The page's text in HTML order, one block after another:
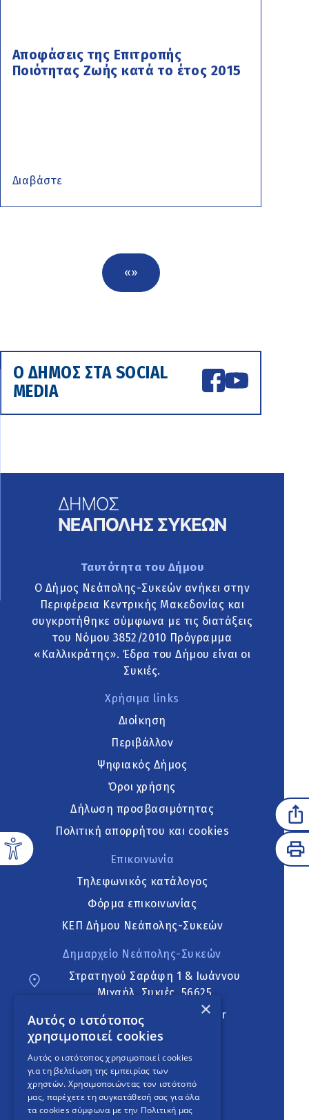
Αποφάσεις της Επιτροπής
Ποιότητας Ζωής κατά το έτος 2015
Διαβάστε
«»
Ο ΔΗΜΟΣ ΣΤΑ SOCIAL
MEDIA
Ταυτότητα του Δήμου
Ο Δήμος Νεάπολης-Συκεών ανήκει στην
Περιφέρεια Κεντρικής Μακεδονίας και
συγκροτήθηκε σύμφωνα με τις διατάξεις
του Νόμου 3852/2010 Πρόγραμμα
«Καλλικράτης». Έδρα του Δήμου είναι οι
Συκιές.
Χρήσιμα links
Διοίκηση
Περιβάλλον
Ψηφιακός Δήμος
Όροι χρήσης
Δήλωση προσβασιμότητας
Πολιτική απορρήτου και cookies
Επικοινωνία
Τηλεφωνικός κατάλογος
Φόρμα επικοινωνίας
ΚΕΠ Δήμου Νεάπολης-Συκεών
Δημαρχείο Νεάπολης-Συκεών
Στρατηγού Σαράφη 1 & Ιωάννου
Μιχαήλ, Συκιές, 56625
neapoli.sykies@ddt.gov.gr
Ακολουθήστε
English Version
×
Αυτός ο ιστότοπος
χρησιμοποιεί cookies
Αυτός ο ιστότοπος χρησιμοποιεί cookies
για τη βελτίωση της εμπειρίας των
χρηστών. Χρησιμοποιώντας τον ιστότοπό
μας, παρέχετε τη συγκατάθεσή σας για όλα
τα cookies σύμφωνα με την Πολιτική μας